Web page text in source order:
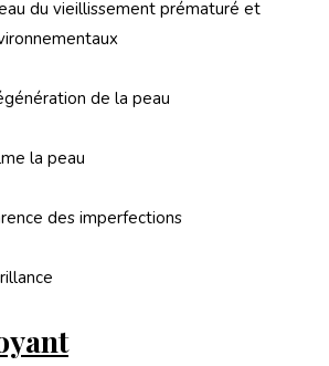
du vieillissement prématuré et
de la peau
la peau
des imperfections